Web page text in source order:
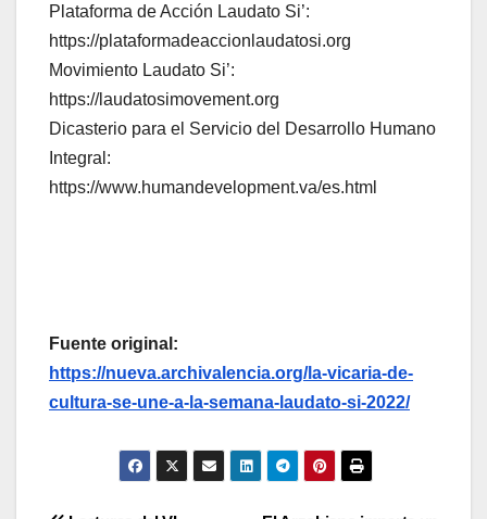
Plataforma de Acción Laudato Si’:
https://plataformadeaccionlaudatosi.org
Movimiento Laudato Si’:
https://laudatosimovement.org
Dicasterio para el Servicio del Desarrollo Humano
Integral:
https://www.humandevelopment.va/es.html
Fuente original:
https://nueva.archivalencia.org/la-vicaria-de-
cultura-se-une-a-la-semana-laudato-si-2022/